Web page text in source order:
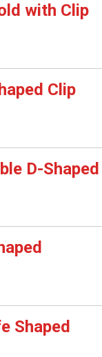
with Clip
Clip
D-Shaped
Shaped